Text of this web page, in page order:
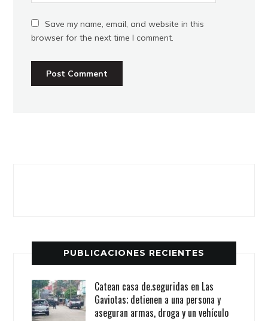
Save my name, email, and website in this
browser for the next time I comment.
PUBLICACIONES RECIENTES
Catean casa de.seguridas en Las
Gaviotas; detienen a una persona y
aseguran armas, droga y un vehículo